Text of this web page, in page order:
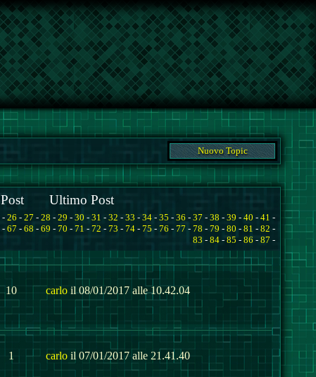
Nuovo Topic
Post Ultimo Post
- 26 - 27 - 28 - 29 - 30 - 31 - 32 - 33 - 34 - 35 - 36 - 37 - 38 - 39 - 40 - 41 -
- 67 - 68 - 69 - 70 - 71 - 72 - 73 - 74 - 75 - 76 - 77 - 78 - 79 - 80 - 81 - 82 -
83 - 84 - 85 - 86 - 87 -
10 carlo il 08/01/2017 alle 10.42.04
1 carlo il 07/01/2017 alle 21.41.40